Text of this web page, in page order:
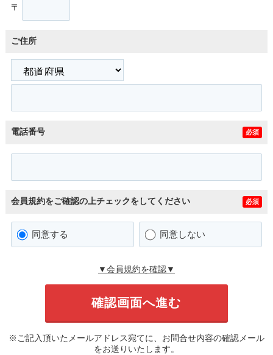
〒
ご住所
電話番号 必須
会員規約をご確認の上チェックをしてください 必須
同意する 同意しない
▼会員規約を確認▼
※ご記入頂いたメールアドレス宛てに、お問合せ内容の確認メール
をお送りいたします。